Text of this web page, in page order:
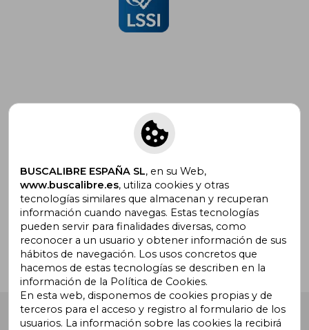
Suscríbete para recibir ofertas y
promociones
¿Necesitas ayuda?
Buscalibre España . Calle Energía, 65, Nave 3 (08940),
Cornellà de Llobregat, Barcelona. Derechos Reservados.
BUSCALIBRE ESPAÑA SL, en su Web,
www.buscalibre.es, utiliza cookies y otras
tecnologías similares que almacenan y recuperan
información cuando navegas. Estas tecnologías
pueden servir para finalidades diversas, como
reconocer a un usuario y obtener información de sus
hábitos de navegación. Los usos concretos que
hacemos de estas tecnologías se describen en la
información de la Política de Cookies.
En esta web, disponemos de cookies propias y de
terceros para el acceso y registro al formulario de los
usuarios. La información sobre las cookies la recibirá